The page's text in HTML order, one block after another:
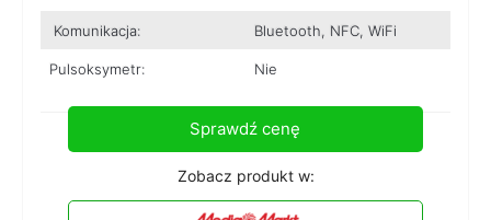
Komunikacja: Bluetooth, NFC, WiFi
Pulsoksymetr: Nie
Sprawdź cenę
Zobacz produkt w: